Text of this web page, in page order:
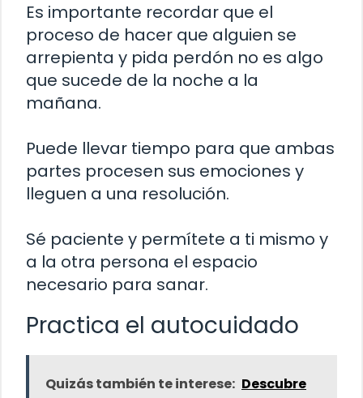
Es importante recordar que el
proceso de hacer que alguien se
arrepienta y pida perdón no es algo
que sucede de la noche a la
mañana.
Puede llevar tiempo para que ambas
partes procesen sus emociones y
lleguen a una resolución.
Sé paciente y permítete a ti mismo y
a la otra persona el espacio
necesario para sanar.
Practica el autocuidado
Quizás también te interese: Descubre